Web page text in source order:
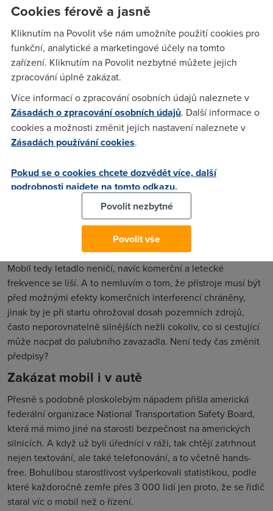
letecký provoz, který je přesvědčen o tom, že opatrnosti
není nikdy dost. A pro jistotu se zaštítil studií, kterou v roce
2006 provedla komise Radio Technical Commission for
Aeronautics. Ta tehdy za letu testovala kdeco, od mobilů
přes počítače až po Wi-Fi.
Výsledek? Neslaný nemastný, nenašly se důkazy o tom, že
by digitální periférie letadlo ohrozily, ale ani o tom, že
letadlo neohrožují. O něčem takovém jako je „Airplane
mode“ komise očividně neslyšela.
chvíli, kdy se letadlo dostalo patřičně vysoko. Je jasné, že
v ten moment, co se povolení ozve v palubním rozhlase,
udělá většina pasažérů totéž, tj. spustí nějaký ten digitální
zázrak. Místo toho, aby bylo občas něco „on“, v jednu
stejnou chvíli spouští digitál celé letadlo. Je to dobrý nápad?
Silně o tom pochybuji.
Mobil tedy letadlo neničí, navíc komerční a letecké
frekvence se liší. A to nemluvím o tom, že přístroje musí být
před možnými efekty komerčních interferencí chráněny,
jinak by je při startu ohrožoval dosah pozemních zdrojů,
často neporovnatelně silnějších nežli cokoliv, co si cestující
může nacpat do palubního zavazadla. Není tedy čas změnit
předpisy?
Zakázat mobil i v autě
Přesně s podobně ploskolebým nápadem přišla americká
federální organizace National Transportation Safety Board,
která má mimo jiné na starosti bezpečnost na amerických
silnicích. A když už byli úředníci v ráži, tak chtějí zatrhnout
nejen textování, ale také telefonování, a to včetně hands-
free. Bohulibou starostlivost vyšperkovali statistikou, podle
které každoročně zemře přes 3 000 lidí jen proto, že se řidič
staral víc o mobil než o řízení.
Cookies férově a jasně
Kliknutím na Povolit vše nám umožníte použití cookies pro
funkční, analytické a marketingové účely na tomto
zařízení. Kliknutím na Povolit nezbytné můžete jejich
zpracování úplně zakázat.
Více informací o zpracování osobních údajů naleznete v
Zásadách o zpracování osobních údajů. Další informace o
cookies a možnosti změnit jejich nastavení naleznete v
Zásadách používání cookies.
Pokud se o cookies chcete dozvědět více, další
podrobnosti najdete na tomto odkazu.
Povolit nezbytné
Povolit vše